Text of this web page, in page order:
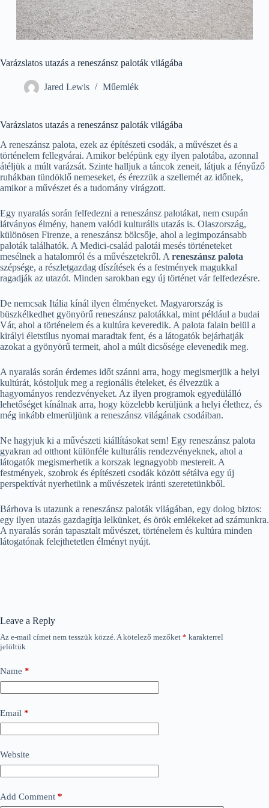
Varázslatos utazás a reneszánsz paloták világába
Jared Lewis Műemlék
Varázslatos utazás a reneszánsz paloták világába
A reneszánsz palota, ezek az építészeti csodák, a művészet és a
történelem fellegvárai. Amikor belépünk egy ilyen palotába, azonnal
átéljük a múlt varázsát. Szinte halljuk a táncok zeneit, látjuk a fényűző
ruhákban tündöklő nemeseket, és érezzük a szellemét az időnek,
amikor a művészet és a tudomány virágzott.
Egy nyaralás során felfedezni a reneszánsz palotákat, nem csupán
látványos élmény, hanem valódi kulturális utazás is. Olaszország,
különösen Firenze, a reneszánsz bölcsője, ahol a legimpozánsabb
paloták találhatók. A Medici-család palotái mesés történeteket
mesélnek a hatalomról és a művészetekről. A reneszánsz palota
szépsége, a részletgazdag díszítések és a festmények magukkal
ragadják az utazót. Minden sarokban egy új történet vár felfedezésre.
De nemcsak Itália kínál ilyen élményeket. Magyarország is
büszkélkedhet gyönyörű reneszánsz palotákkal, mint például a budai
Vár, ahol a történelem és a kultúra keveredik. A palota falain belül a
királyi életstílus nyomai maradtak fent, és a látogatók bejárhatják
azokat a gyönyörű termeit, ahol a múlt dicsősége elevenedik meg.
A nyaralás során érdemes időt szánni arra, hogy megismerjük a helyi
kultúrát, kóstoljuk meg a regionális ételeket, és élvezzük a
hagyományos rendezvényeket. Az ilyen programok egyedülálló
lehetőséget kínálnak arra, hogy közelebb kerüljünk a helyi élethez, és
még inkább elmerüljünk a reneszánsz világának csodáiban.
Ne hagyjuk ki a művészeti kiállításokat sem! Egy reneszánsz palota
gyakran ad otthont különféle kulturális rendezvényeknek, ahol a
látogatók megismerhetik a korszak legnagyobb mestereit. A
festmények, szobrok és építészeti csodák között sétálva egy új
perspektívát nyerhetünk a művészetek iránti szeretetünkből.
Bárhova is utazunk a reneszánsz paloták világában, egy dolog biztos:
egy ilyen utazás gazdagítja lelkünket, és örök emlékeket ad számunkra.
A nyaralás során tapasztalt művészet, történelem és kultúra minden
látogatónak felejthetetlen élményt nyújt.
Leave a Reply
Az e-mail címet nem tesszük közzé.A kötelező mezőket * karakterrel
jelöltük
Name *
Email *
Website
Add Comment *